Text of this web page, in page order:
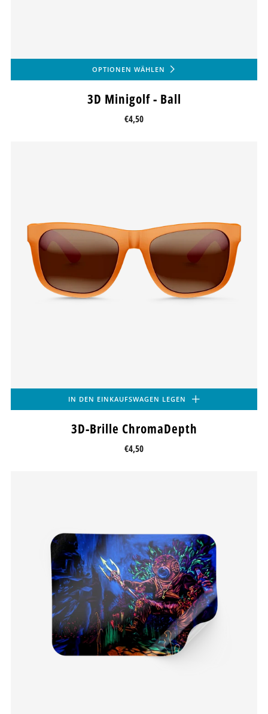
OPTIONEN WÄHLEN
3D Minigolf - Ball
€4,50
IN DEN EINKAUFSWAGEN LEGEN
3D-Brille ChromaDepth
€4,50